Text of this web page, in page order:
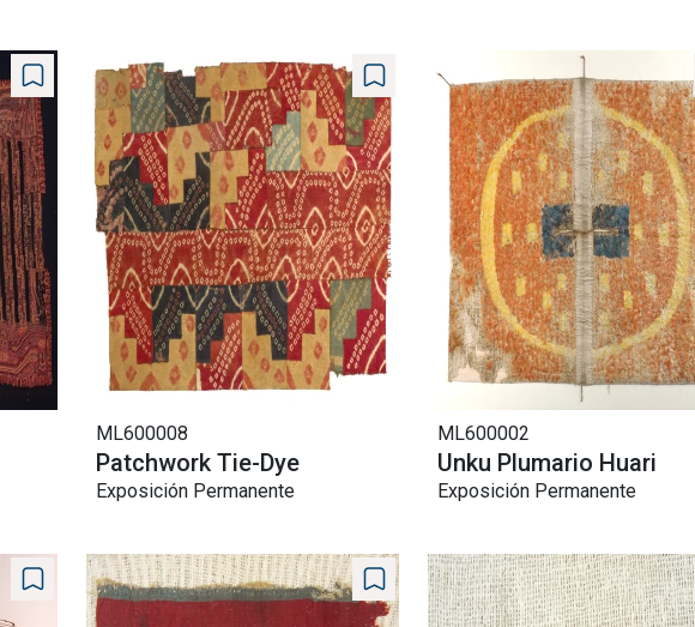
ML600008
Patchwork Tie-Dye
Exposición Permanente
ML600002
Unku Plumario Huari
Exposición Permanente